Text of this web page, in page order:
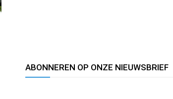
ABONNEREN OP ONZE NIEUWSBRIEF